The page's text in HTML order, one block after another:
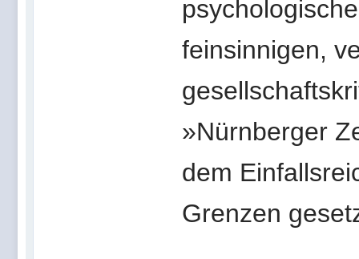
feinsinnigen,
»Nürnberger
dem
Grenzen